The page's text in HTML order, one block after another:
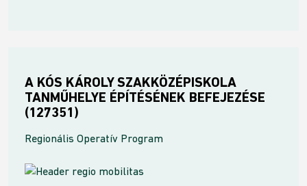
A KÓS KÁROLY SZAKKÖZÉPISKOLA
TANMŰHELYE ÉPÍTÉSÉNEK BEFEJEZÉSE
(127351)
Regionális Operatív Program